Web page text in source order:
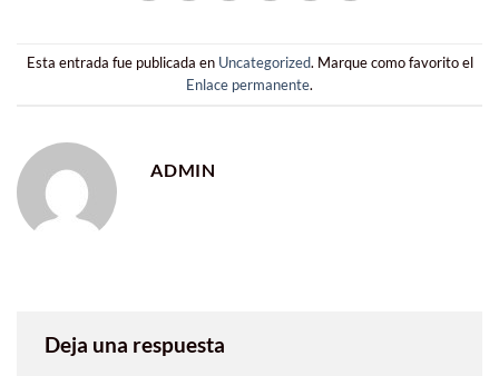
Esta entrada fue publicada en Uncategorized. Marque como favorito el
Enlace permanente.
ADMIN
Deja una respuesta